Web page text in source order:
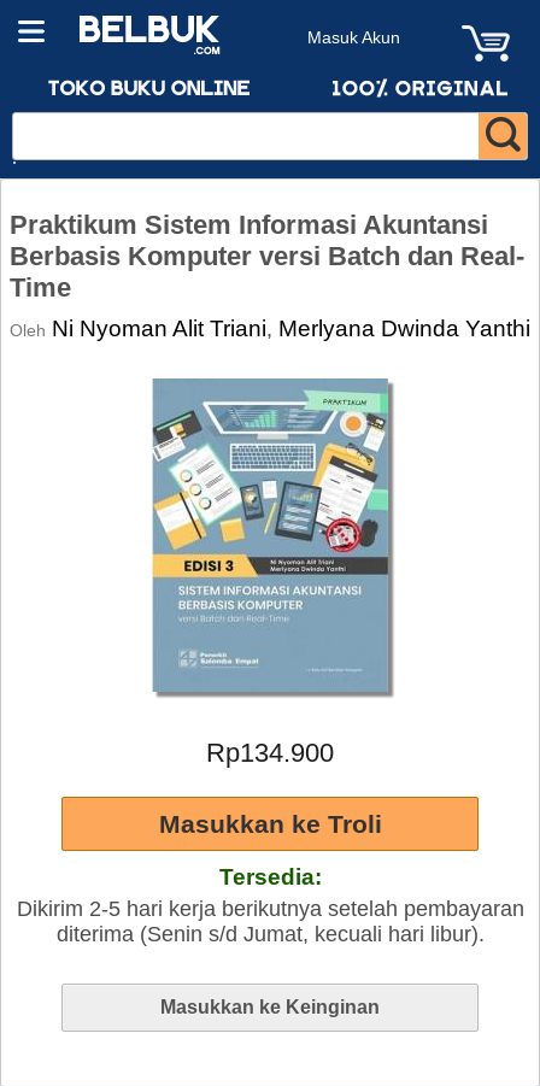
Masuk Akun
Praktikum Sistem Informasi Akuntansi
Berbasis Komputer versi Batch dan Real-
Time
Oleh Ni Nyoman Alit Triani, Merlyana Dwinda Yanthi
Rp134.900
Tersedia:
Dikirim 2-5 hari kerja berikutnya setelah pembayaran
diterima (Senin s/d Jumat, kecuali hari libur).